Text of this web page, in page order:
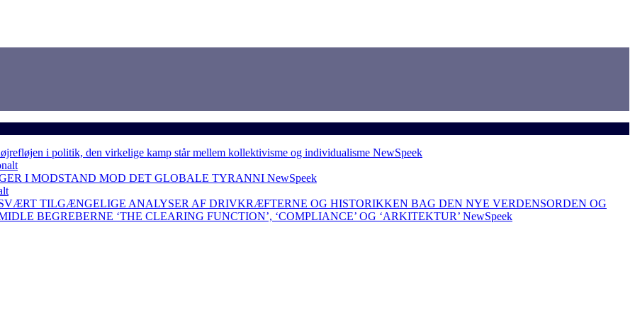
i politik, den virkelige kamp står mellem kollektivisme og individualisme NewSpeek
I MODSTAND MOD DET GLOBALE TYRANNI NewSpeek
TILGÆNGELIGE ANALYSER AF DRIVKRÆFTERNE OG HISTORIKKEN BAG DEN NYE VERDENSORDEN OG
BEGREBERNE ‘THE CLEARING FUNCTION’, ‘COMPLIANCE’ OG ‘ARKITEKTUR’ NewSpeek